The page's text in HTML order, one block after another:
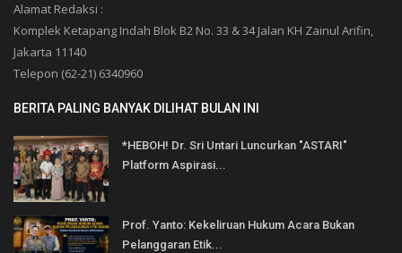
Alamat Redaksi :
Komplek Ketapang Indah Blok B2 No. 33 & 34 Jalan KH Zainul Arifin,
Jakarta 11140
Telepon (62-21) 6340960
BERITA PALING BANYAK DILIHAT BULAN INI
*HEBOH! Dr. Sri Untari Luncurkan "ASTARI"
Platform Aspirasi...
Prof. Yanto: Kekeliruan Hukum Acara Bukan
Pelanggaran Etik...